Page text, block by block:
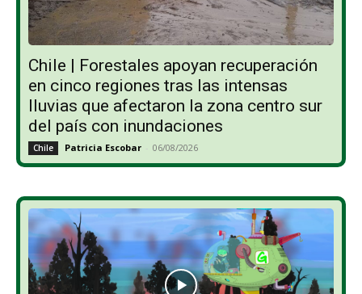
Chile | Forestales apoyan recuperación
en cinco regiones tras las intensas
lluvias que afectaron la zona centro sur
del país con inundaciones
Chile Patricia Escobar - 06/08/2026